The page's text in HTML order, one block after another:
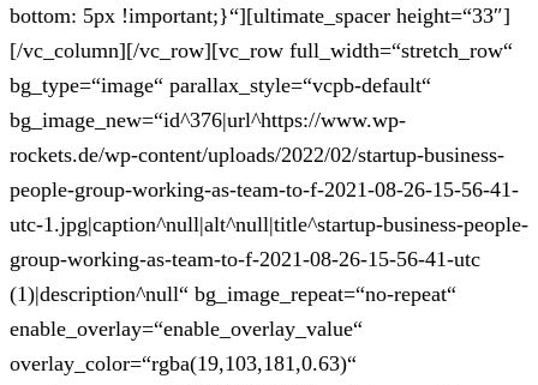
bottom: 5px !important;}“][ultimate_spacer height=“33″]
[/vc_column][/vc_row][vc_row full_width=“stretch_row“
bg_type=“image“ parallax_style=“vcpb-default“
bg_image_new=“id^376|url^https://www.wp-
rockets.de/wp-content/uploads/2022/02/startup-business-
people-group-working-as-team-to-f-2021-08-26-15-56-41-
utc-1.jpg|caption^null|alt^null|title^startup-business-people-
group-working-as-team-to-f-2021-08-26-15-56-41-utc
(1)|description^null“ bg_image_repeat=“no-repeat“
enable_overlay=“enable_overlay_value“
overlay_color=“rgba(19,103,181,0.63)“